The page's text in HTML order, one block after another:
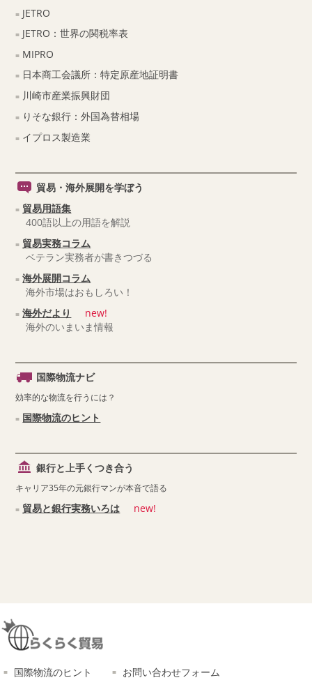
JETRO
JETRO：世界の関税率表
MIPRO
日本商工会議所：特定原産地証明書
川崎市産業振興財団
りそな銀行：外国為替相場
イプロス製造業
貿易・海外展開を学ぼう
貿易用語集
400語以上の用語を解説
貿易実務コラム
ベテラン実務者が書きつづる
海外展開コラム
海外市場はおもしろい！
海外だより
new!
海外のいまいま情報
国際物流ナビ
効率的な物流を行うには？
国際物流のヒント
銀行と上手くつき合う
キャリア35年の元銀行マンが本音で語る
貿易と銀行実務いろは new!
国際物流のヒント
お問い合わせフォーム